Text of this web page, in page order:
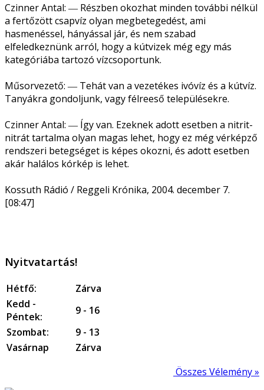
Czinner Antal: ― Részben okozhat minden további nélkül
a fertőzött csapvíz olyan megbetegedést, ami
hasmenéssel, hányással jár, és nem szabad
elfeledkeznünk arról, hogy a kútvizek még egy más
kategóriába tartozó vízcsoportunk.
Műsorvezető: ― Tehát van a vezetékes ivóvíz és a kútvíz.
Tanyákra gondoljunk, vagy félreeső településekre.
Czinner Antal: ― Így van. Ezeknek adott esetben a nitrit-
nitrát tartalma olyan magas lehet, hogy ez még vérképző
rendszeri betegséget is képes okozni, és adott esetben
akár halálos kórkép is lehet.
Kossuth Rádió / Reggeli Krónika, 2004. december 7.
[08:47]
Nyitvatartás!
Hétfő:
Zárva
Kedd -
Péntek:
9 - 16
Szombat:
9 - 13
Vasárnap
Zárva
Összes Vélemény »